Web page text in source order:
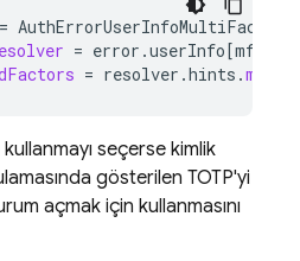
=
= error .userInfo[mfaKey
= resolver .hints .map
kullanmayı seçerse kimlik
gösterilen TOTP'yi
açmak için kullanmasını